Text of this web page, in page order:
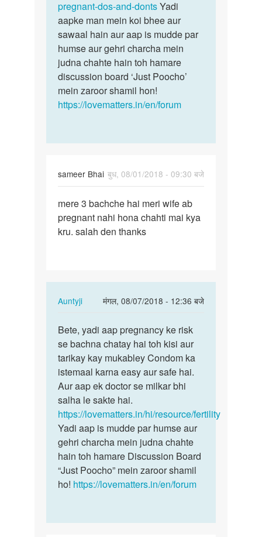
bhalaram312
pregnant-dos-and-dontsYadi
aapke man mein koi bhee aur
sawaal hain aur aap is mudde par
humse aur gehri charcha mein
judna chahte hain toh hamare
discussion board ‘Just Poocho’
mein zaroor shamil hon!
https://lovematters.in/en/forum
sameer Bhai बुध, 08/01/2018 - 09:30 बजे
mere
3
bachche
mere 3 bachche hai meri wife ab
pregnant nahi hona chahti mai kya
kru. salah den thanks
Auntyji
मंगल, 08/07/2018 - 12:36 बजे
In
to
mere
3
bachche
hai
meri
wife…
by
sameer
Bhai
Bete,
yadi
aap
pregnancy
ke…
Bete, yadi aap pregnancy ke risk
se bachna chatay hai toh kisi aur
tarikay kay mukabley Condom ka
istemaal karna easy aur safe hai.
Aur aap ek doctor se milkar bhi
salha le sakte hai.
https://lovematters.in/hi/resource/fertility
Yadi aap is mudde par humse aur
gehri charcha mein judna chahte
hain toh hamare Discussion Board
“Just Poocho” mein zaroor shamil
ho! https://lovematters.in/en/forum